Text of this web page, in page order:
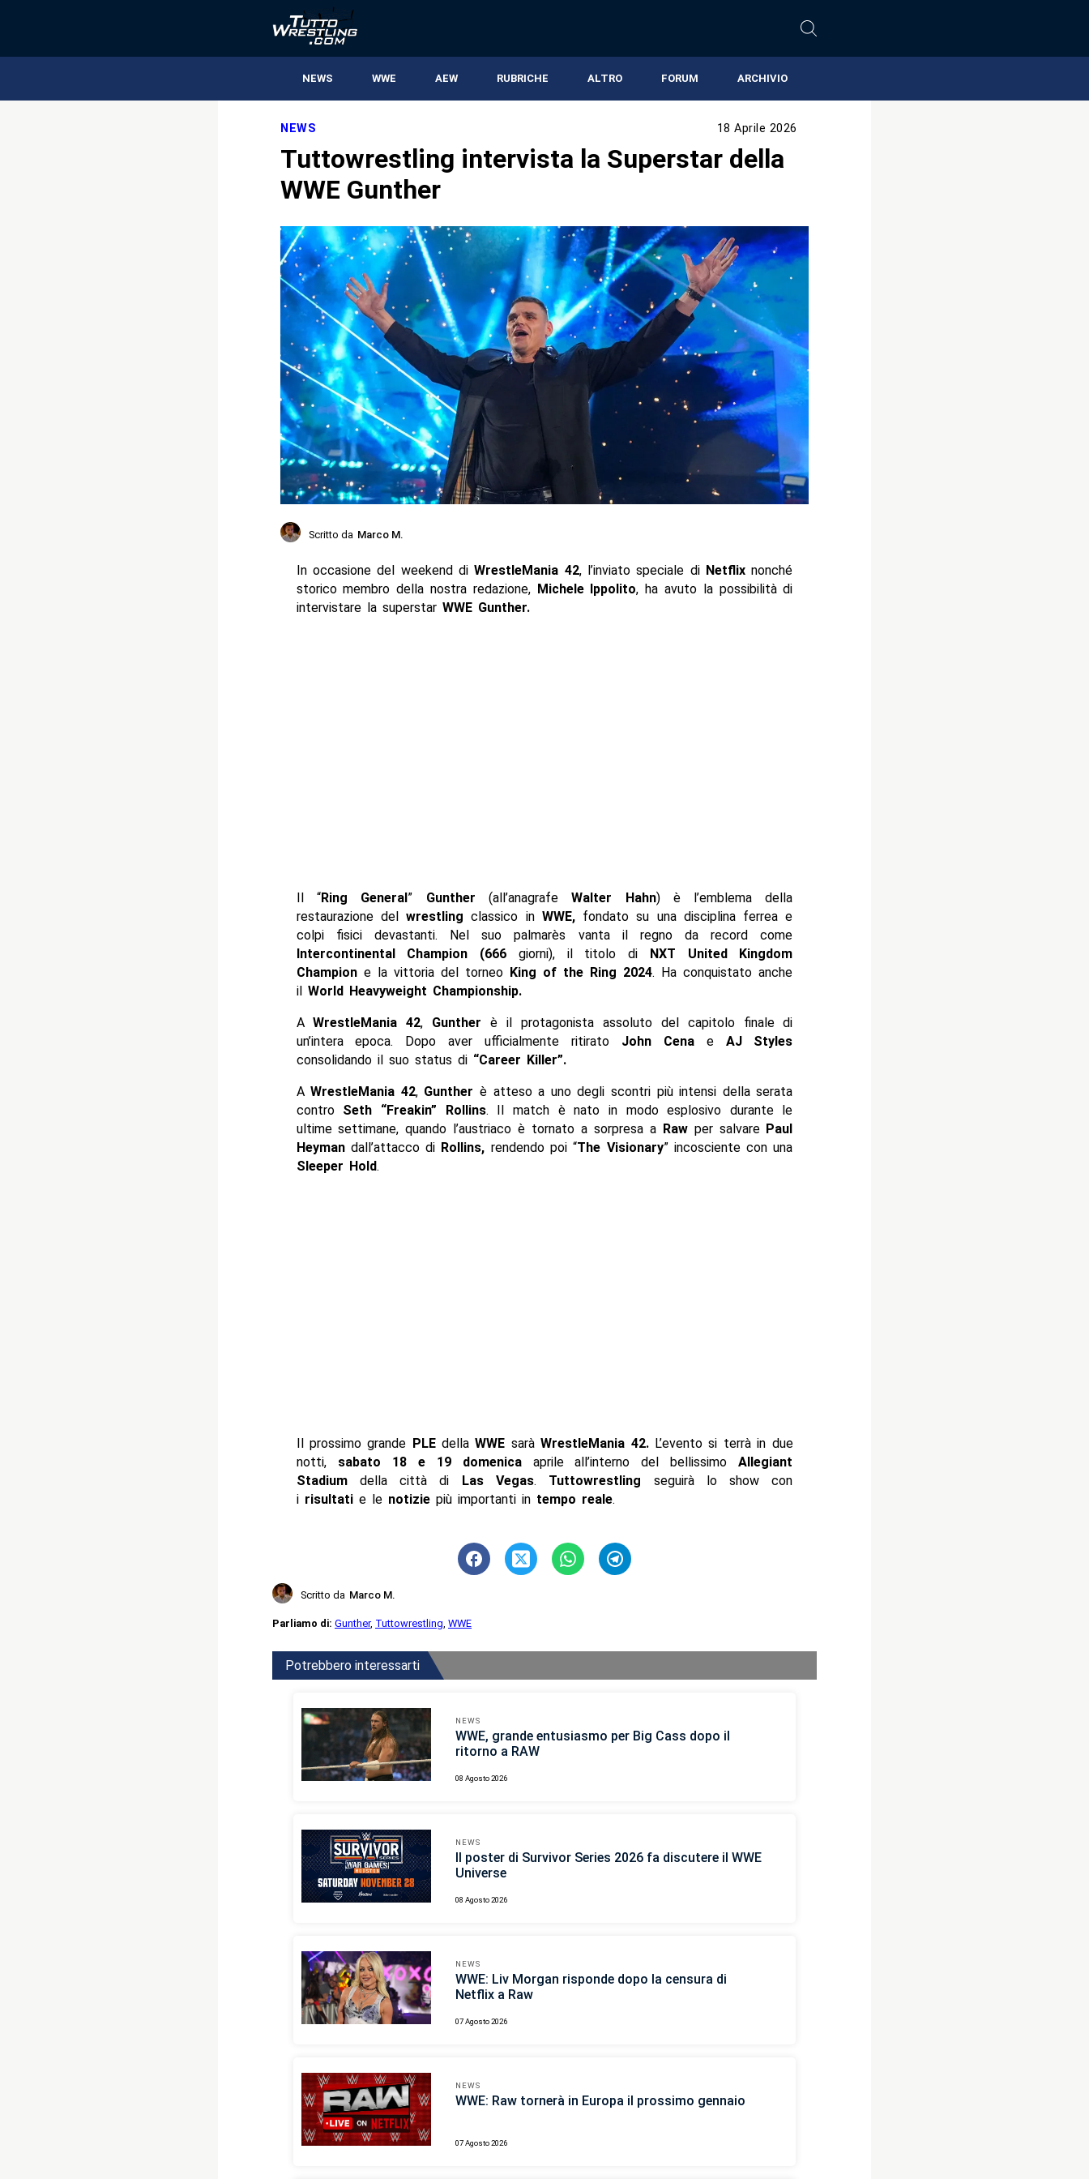
NEWS WWE AEW RUBRICHE ALTRO FORUM ARCHIVIO
NEWS 18 Aprile 2026
Tuttowrestling intervista la Superstar della
WWE Gunther
Scritto da Marco M.
In occasione del weekend diWrestleMania 42, l’inviato speciale di Netflix nonché
storico membro della nostra redazione, Michele Ippolito, ha avuto la possibilità di
intervistare la superstar WWE Gunther.
Il “Ring General” Gunther (all’anagrafeWalter Hahn) è l’emblema della
restaurazione delwrestling classico in WWE,fondato su una disciplina ferrea e
colpi fisici devastanti. Nel suo palmarès vanta il regno da record come
Intercontinental Champion (666 giorni), il titolo di NXT United Kingdom
Champione la vittoria del torneo King of the Ring 2024. Ha conquistato anche
il World Heavyweight Championship.
AWrestleMania 42, Gunther è il protagonista assoluto del capitolo finale di
un’intera epoca. Dopo aver ufficialmente ritirato John Cenae AJ Styles
consolidando il suo status di “Career Killer”.
AWrestleMania 42, Gunther è atteso a uno degli scontri più intensi della serata
contro Seth “Freakin” Rollins. Il match è nato in modo esplosivo durante le
ultime settimane, quando l’austriaco è tornato a sorpresa a Rawper salvare Paul
Heymandall’attacco di Rollins, rendendo poi “The Visionary” incosciente con una
Sleeper Hold.
Il prossimo grande PLEdella WWE saràWrestleMania 42.L’evento si terrà in due
notti, sabato 18 e 19 domenicaaprile all’interno del bellissimo Allegiant
Stadiumdella città di Las Vegas. Tuttowrestling seguirà lo show con
i risultatie le notiziepiù importanti in tempo reale.
Scritto da Marco M.
Parliamo di: Gunther, Tuttowrestling, WWE
Potrebbero interessarti
NEWS
WWE, grande entusiasmo per Big Cass dopo il
ritorno a RAW
08 Agosto 2026
NEWS
Il poster di Survivor Series 2026 fa discutere il WWE
Universe
08 Agosto 2026
NEWS
WWE: Liv Morgan risponde dopo la censura di
Netflix a Raw
07 Agosto 2026
NEWS
WWE: Raw tornerà in Europa il prossimo gennaio
07 Agosto 2026